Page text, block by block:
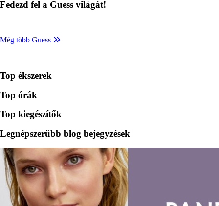
Fedezd fel a Guess világát!
Még több Guess
Top ékszerek
Top órák
Top kiegészítők
Legnépszerűbb blog bejegyzések